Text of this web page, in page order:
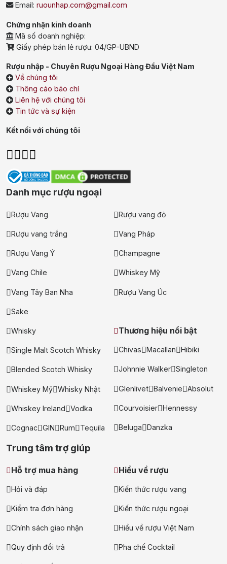
Email:ruounhap.com@gmail.com
Chứng nhận kinh doanh
Mã số doanh nghiệp:
Giấy phép bán lẻ rượu: 04/GP-UBND
Rượu nhập - Chuyên Rượu Ngoại Hàng Đầu Việt Nam
Về chúng tôi
Thông cáo báo chí
Liên hệ với chúng tôi
Tin tức và sự kiện
Kết nối với chúng tôi
Danh mục rượu ngoại
Rượu Vang Rượu vang đỏ
Rượu vang trắng Vang Pháp
Rượu Vang Ý Champagne
Vang Chile Whiskey Mỹ
Vang Tây Ban Nha Rượu Vang Úc
Sake
Whisky
Single Malt Scotch Whisky
Blended Scotch Whisky
Whiskey Mỹ Whisky Nhật
Whiskey Ireland Vodka
Cognac GIN Rum Tequila
Thương hiệu nổi bật
Chivas Macallan Hibiki
Johnnie Walker Singleton
Glenlivet Balvenie Absolut
Courvoisier Hennessy
Beluga Danzka
Trung tâm trợ giúp
Hỗ trợ mua hàng
Hỏi và đáp
Kiểm tra đơn hàng
Chính sách giao nhận
Quy định đổi trả
Hiểu về rượu
Kiến thức rượu vang
Kiến thức rượu ngoại
Hiểu về rượu Việt Nam
Pha chế Cocktail